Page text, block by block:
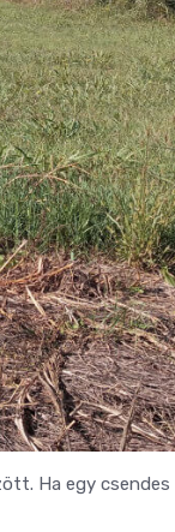
Ha egy